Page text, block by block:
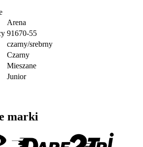
Arena
91670-55
czarny/srebrny
Czarny
Mieszane
Junior
marki